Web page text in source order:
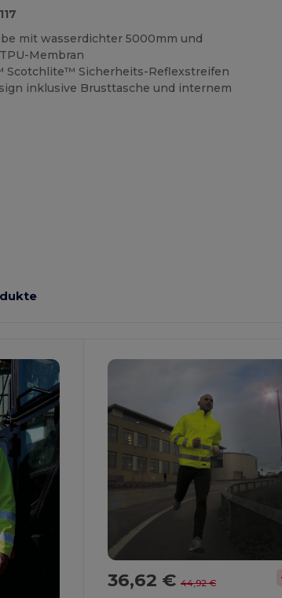
mit wasserdichter 5000mm und
Membran
Scotchlite™ Sicherheits-Reflexstreifen
inklusive Brusttasche und internem
36,62 € 44,92 €